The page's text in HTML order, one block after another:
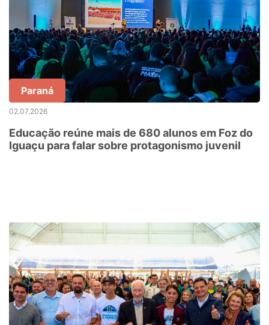
Paraná
02.07.2026
Educação reúne mais de 680 alunos em Foz do
Iguaçu para falar sobre protagonismo juvenil